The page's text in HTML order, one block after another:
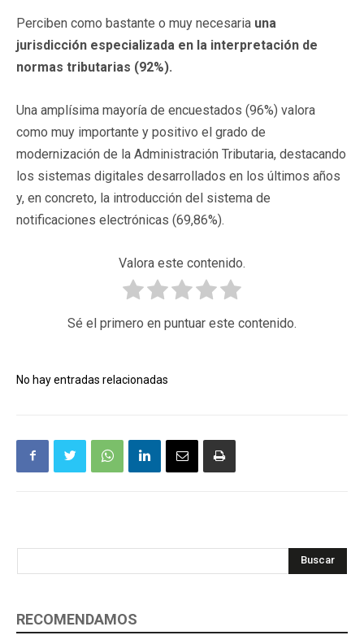
Perciben como bastante o muy necesaria una
jurisdicción especializada en la interpretación de
normas tributarias (92%).
Una amplísima mayoría de encuestados (96%) valora
como muy importante y positivo el grado de
modernización de la Administración Tributaria, destacando
los sistemas digitales desarrollados en los últimos años
y, en concreto, la introducción del sistema de
notificaciones electrónicas (69,86%).
Valora este contenido.
Sé el primero en puntuar este contenido.
No hay entradas relacionadas
Buscar
RECOMENDAMOS